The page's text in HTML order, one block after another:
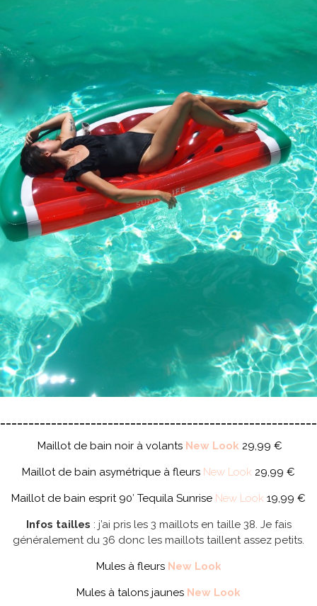
Maillot de bain noir à volants New Look 29,99 €
Maillot de bain asymétrique à fleurs New Look 29,99 €
Maillot de bain esprit 90′ Tequila Sunrise New Look 19,99 €
Infos tailles : j’ai pris les 3 maillots en taille 38. Je fais
généralement du 36 donc les maillots taillent assez petits.
Mules à fleurs New Look
Mules à talons jaunes New Look